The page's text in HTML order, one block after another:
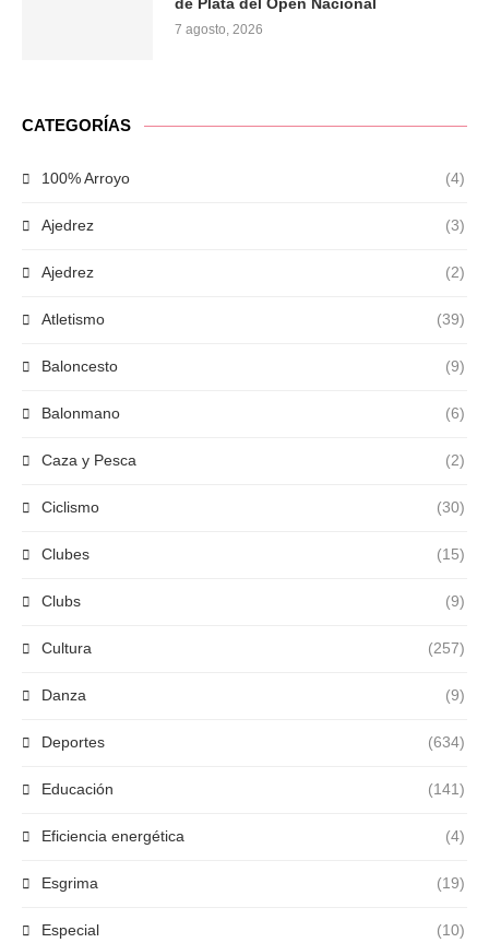
7 agosto, 2026
CATEGORÍAS
100% Arroyo (4)
Ajedrez (3)
Ajedrez (2)
Atletismo (39)
Baloncesto (9)
Balonmano (6)
Caza y Pesca (2)
Ciclismo (30)
Clubes (15)
Clubs (9)
Cultura (257)
Danza (9)
Deportes (634)
Educación (141)
Eficiencia energética (4)
Esgrima (19)
Especial (10)